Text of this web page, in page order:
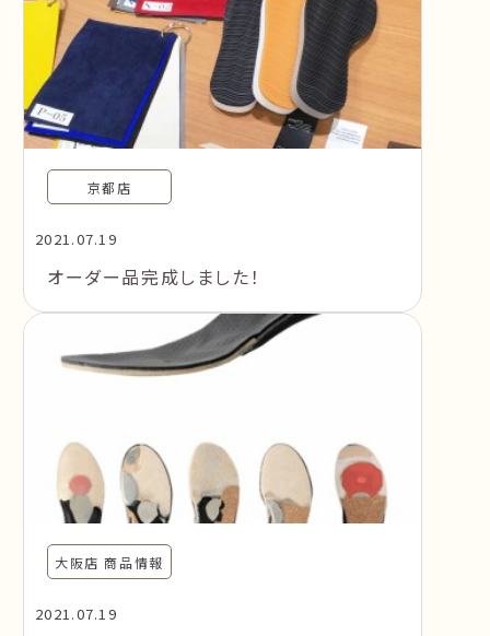
京都店
2021.07.19
オーダー品完成しました！
大阪店 商品情報
2021.07.19